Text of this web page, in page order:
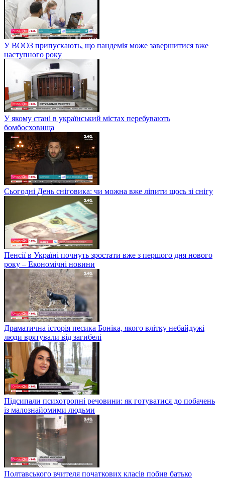
У ВООЗ припускають, що пандемія може завершитися вже
наступного року
У якому стані в український містах перебувають
бомбосховища
Сьогодні День сніговика: чи можна вже ліпити щось зі снігу
Пенсії в Україні почнуть зростати вже з першого дня нового
року – Економічні новини
Драматична історія песика Боніка, якого влітку небайдужі
люди врятували від загибелі
Підсипали психотропні речовини: як готуватися до побачень
із малознайомими людьми
Полтавського вчителя початкових класів побив батько